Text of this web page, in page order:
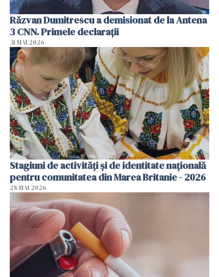
Răzvan Dumitrescu a demisionat de la Antena
3 CNN. Primele declarații
31 MAI 2026
Stagiuni de activități și de identitate națională
pentru comunitatea din Marea Britanie - 2026
28 MAI 2026